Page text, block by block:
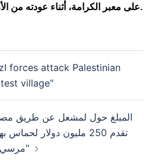
على معبر الكرامة، أثناء عودته من الأردن.
forces attack Palestinian
village"
المبلغ حول لمشعل عن طريق
تقدم 250 مليون دولار
مرسي"